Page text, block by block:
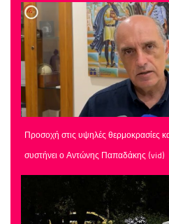
Προσοχή στις υψηλές θερμοκρασίες
συστήνει ο Αντώνης Παπαδάκης (vid)